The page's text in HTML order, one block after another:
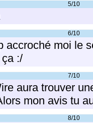
5/10
6/10
accroché moi le
:/
7/10
aura trouver
mon avis tu
8/10